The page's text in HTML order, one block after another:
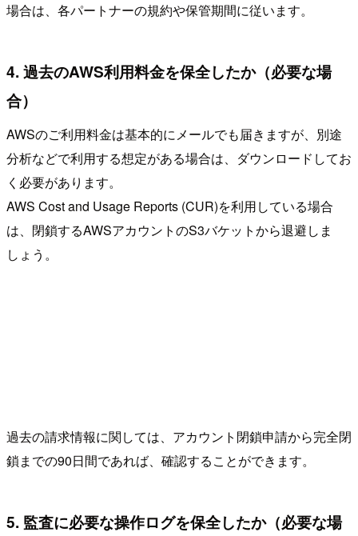
場合は、各パートナーの規約や保管期間に従います。
4. 過去のAWS利用料金を保全したか（必要な場
合）
AWSのご利用料金は基本的にメールでも届きますが、別途
分析などで利用する想定がある場合は、ダウンロードしてお
く必要があります。
AWS Cost and Usage Reports (CUR)を利用している場合
は、閉鎖するAWSアカウントのS3バケットから退避しま
しょう。
過去の請求情報に関しては、アカウント閉鎖申請から完全閉
鎖までの90日間であれば、確認することができます。
5. 監査に必要な操作ログを保全したか（必要な場